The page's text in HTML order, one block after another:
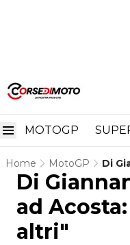
MOTOGP
Home MotoGP
Di
"Uno
Di
ad
altri"